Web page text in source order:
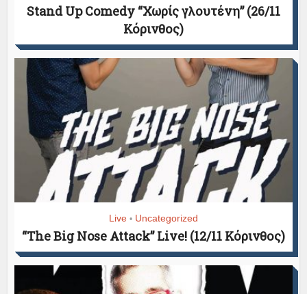
Stand Up Comedy “Χωρίς γλουτένη” (26/11
Κόρινθος)
Live • Uncategorized
“The Big Nose Attack” Live! (12/11 Κόρινθος)